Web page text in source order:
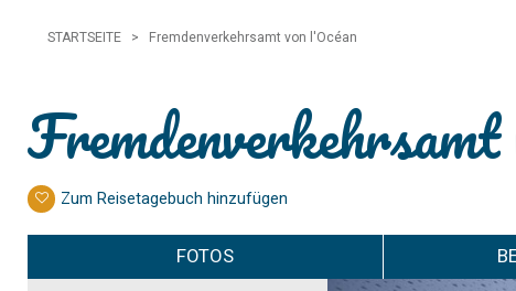
STARTSEITE > Fremdenverkehrsamt von l'Océan
Zum Reisetagebuch hinzufügen
FOTOS